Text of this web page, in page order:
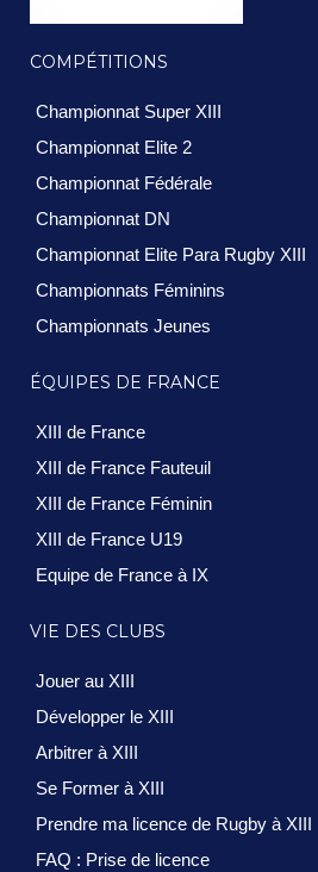
COMPÉTITIONS
Championnat Super XIII
Championnat Elite 2
Championnat Fédérale
Championnat DN
Championnat Elite Para Rugby XIII
Championnats Féminins
Championnats Jeunes
ÉQUIPES DE FRANCE
XIII de France
XIII de France Fauteuil
XIII de France Féminin
XIII de France U19
Equipe de France à IX
VIE DES CLUBS
Jouer au XIII
Développer le XIII
Arbitrer à XIII
Se Former à XIII
Prendre ma licence de Rugby à XIII
FAQ : Prise de licence